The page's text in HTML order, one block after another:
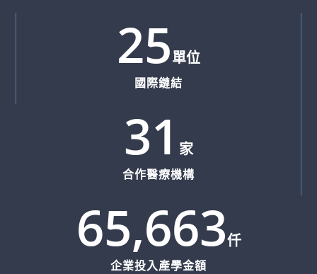
25單位
國際鏈結
31 家
合作醫療機構
65,663仟
企業投入產學金額